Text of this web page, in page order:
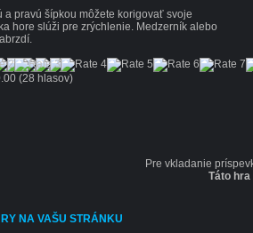
a pravú šípkou môžete korigovať svoje
hore slúži pre zrýchlenie. Medzerník alebo
(28 hlasov)
Pre vkladanie
Táto
NA VAŠU STRÁNKU